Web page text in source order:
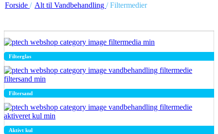
Forside / Alt til Vandbehandling / Filtermedier
Filterglas
Filtersand
Aktivt kul